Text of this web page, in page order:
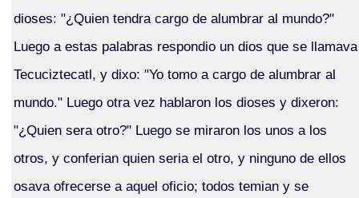
dioses: "¿Quien tendra cargo de alumbrar al mundo?"
Luego a estas palabras respondio un dios que se llamava
Tecuciztecatl, y dixo: "Yo tomo a cargo de alumbrar al
mundo." Luego otra vez hablaron los dioses y dixeron:
"¿Quien sera otro?" Luego se miraron los unos a los
otros, y conferian quien seria el otro, y ninguno de ellos
osava ofrecerse a aquel oficio; todos temian y se